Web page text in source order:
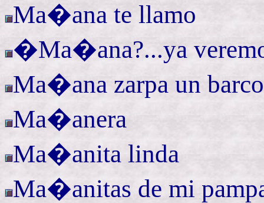
Ma�ana te llamo
�Ma�ana?...ya
Ma�ana zarpa un barco
Ma�anera
Ma�anita linda
Ma�anitas de mi